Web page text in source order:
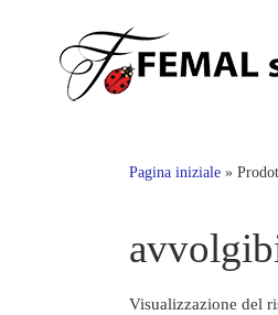
Pagina iniziale »
Visualizzazione del